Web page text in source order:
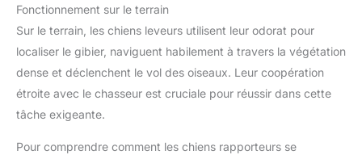
Fonctionnement sur le terrain
Sur le terrain, les chiens leveurs utilisent leur odorat pour
localiser le gibier, naviguent habilement à travers la végétation
dense et déclenchent le vol des oiseaux. Leur coopération
étroite avec le chasseur est cruciale pour réussir dans cette
tâche exigeante.
Pour comprendre comment les chiens rapporteurs se